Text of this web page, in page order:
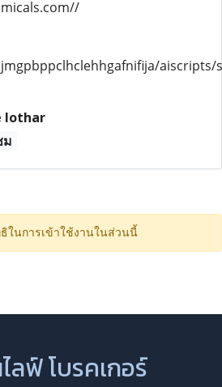
aiscripts/
lothar
ม
ในการเข้าใช้งานในส่วนนี้
ลฟ์ โบรคเกอร์